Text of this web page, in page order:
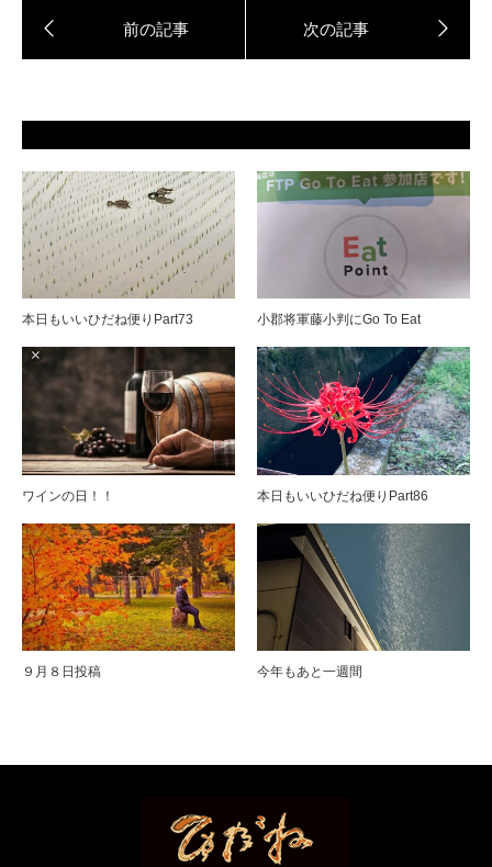
本日もいいひだね便りPart73 小郡将軍藤小判にGo To Eat
ワインの日！！ 本日もいいひだね便りPart86
９月８日投稿 今年もあと一週間